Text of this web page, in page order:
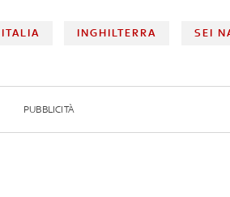
ITALIA INGHILTERRA SEI
PUBBLICITÀ